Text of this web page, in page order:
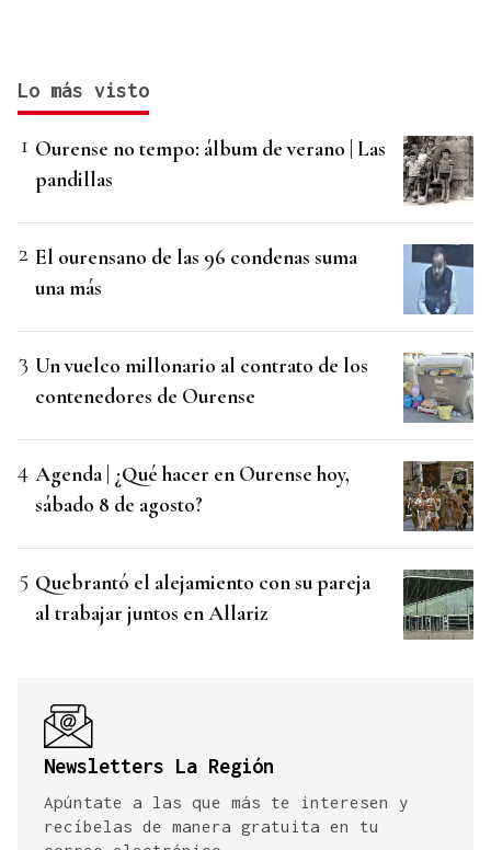
Lo más visto
Ourense no tempo: álbum de verano | Las
pandillas
El ourensano de las 96 condenas suma
una más
Un vuelco millonario al contrato de los
contenedores de Ourense
Agenda | ¿Qué hacer en Ourense hoy,
sábado 8 de agosto?
Quebrantó el alejamiento con su pareja
al trabajar juntos en Allariz
Newsletters La Región
Apúntate a las que más te interesen y
recíbelas de manera gratuita en tu